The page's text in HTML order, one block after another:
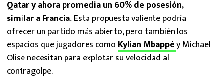
Qatar y ahora promedia un 60% de posesión,
similar a Francia.Esta propuesta valiente podría
ofrecer un partido más abierto, pero también los
espacios que jugadores como Kylian Mbappéy Michael
Olise necesitan para explotar su velocidad al
contragolpe.